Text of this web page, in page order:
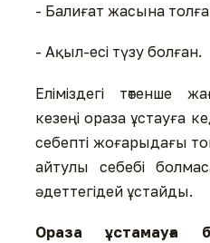
- Балиғат жасына
- Ақыл-есі түзу болған.
Еліміздегі төтенше
кезеңі ораза ұстауға
себепті жоғарыдағы
айтулы себебі
әдеттегідей ұстайды.
Ораза ұстамауға